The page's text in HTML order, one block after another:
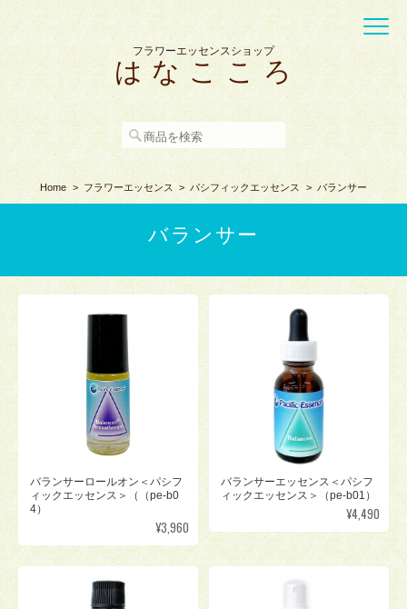
フラワーエッセンスショップ
は な こ こ ろ
Home フラワーエッセンス パシフィックエッセンス バランサー
バランサー
バランサーロールオン＜パシフ
ィックエッセンス＞（（pe-b0
4）
¥3,960
バランサーエッセンス＜パシフ
ィックエッセンス＞（pe-b01）
¥4,490